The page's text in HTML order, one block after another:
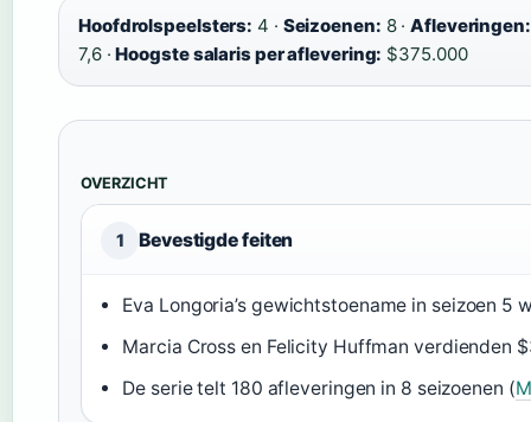
Hoofdrolspeelsters: 4 · Seizoenen: 8 ·Afleveringen:
7,6 ·Hoogste salaris per aflevering: $375.000
OVERZICHT
1 Bevestigde feiten
Eva Longoria’s gewichtstoename in seizoen
Marcia Cross en Felicity Huffman verdienden
De serie telt 180 afleveringen in 8 seizoenen (